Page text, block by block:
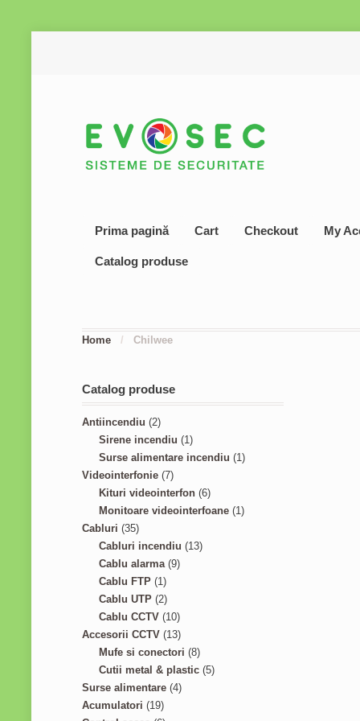
Prima pagină Cart Checkout My
Catalog produse
Home / Chilwee
Catalog produse
Antiincendiu 22
p
r
o
d
u
t
s
Sirene incendiu 11
p
o
d
c
Surse alimentare incendiu 11
o
Videointerfonie 77
p
r
d
u
s
Kituri videointerfon 66
p
Monitoare videointerfoane 11
Cabluri 353
5
p
r
o
d
u
c
t
s
Cabluri incendiu 131
u
c
Cablu alarma 99
o
d
u
c
t
Cablu FTP 11
p
r
o
d
u
c
t
Cablu UTP 22
p
r
o
d
u
c
Cablu CCTV 101
0
p
r
o
Accesorii CCTV 131
3
p
r
Mufe si conectori 88
p
Cutii metal & plastic 55
Surse alimentare 44
Acumulatori 191